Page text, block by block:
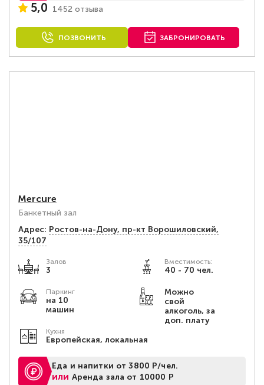
5,0 1452 отзыва
ПОЗВОНИТЬ ЗАБРОНИРОВАТЬ
Mercure
Банкетный зал
Адрес: Ростов-на-Дону, пр-кт Ворошиловский,
35/107
Залов
3
Вместимость:
40 - 70 чел.
Паркинг
на 10
машин
Можно
свой
алкоголь, за
доп. плату
Кухня
Европейская, локальная
Еда и напитки от 3800 Р/чел.
или Аренда зала от 10000 Р